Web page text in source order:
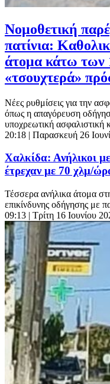
Νομοθετική
πατίνια:
άτομα κάτω των
«τσουχτερά»
Νέες ρυθμίσεις για την
όπως η απαγόρευση
υποχρεωτική ασφαλιστική
20:18 | Παρασκευή 26
Χαλκίδα: Ανήλικοι
έτρεχαν με 70 χλμ/
Τέσσερα ανήλικα άτομα
επικίνδυνης οδήγησης με
09:13 | Τρίτη 16 Ιουνίου